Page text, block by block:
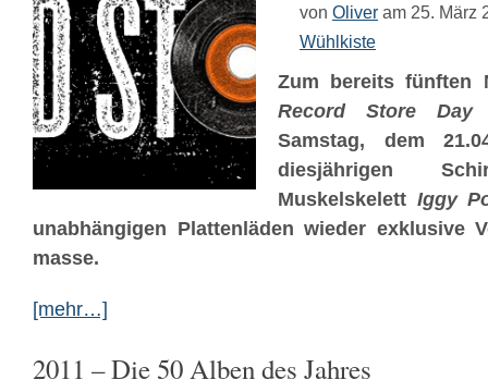
von Oliver am 25. März
Wühlkiste
Zum bereits fünften
Record Store
Samstag, dem
diesjährigen
Muskelskelett Iggy
unabhängigen Plattenläden wieder exklusive
masse.
[mehr…]
2011 – Die 50 Alben des Jahres